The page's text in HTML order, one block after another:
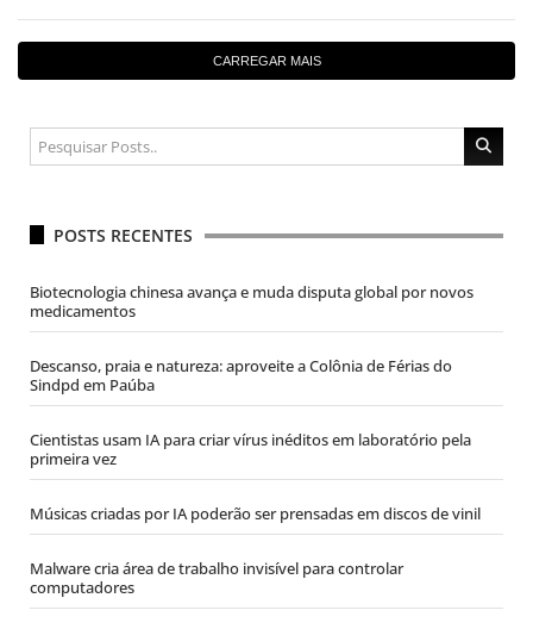
CARREGAR MAIS
POSTS RECENTES
Biotecnologia chinesa avança e muda disputa global por novos
medicamentos
Descanso, praia e natureza: aproveite a Colônia de Férias do
Sindpd em Paúba
Cientistas usam IA para criar vírus inéditos em laboratório pela
primeira vez
Músicas criadas por IA poderão ser prensadas em discos de vinil
Malware cria área de trabalho invisível para controlar
computadores